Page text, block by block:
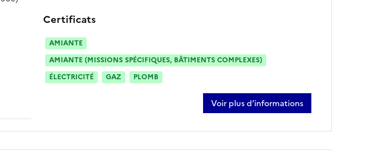
Certificats
AMIANTE
AMIANTE (MISSIONS SPÉCIFIQUES, BÂTIMENTS COMPLEXES)
ÉLECTRICITÉ
GAZ PLOMB
Voir plus d’informations
sur matthieu rallon